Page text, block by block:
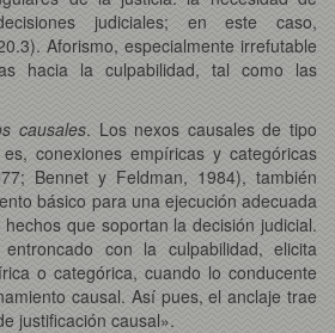
judiciales; en este caso,
Aforismo, especialmente irrefutable
hacia la culpabilidad, tal como las
causales. Los nexos causales de tipo
conexiones empíricas y categóricas
Bennet y Feldman, 1984), también
básico para una ejecución adecuada
que soportan la decisión judicial.
con la culpabilidad, elicita
o categórica, cuando lo conducente
causal. Así pues, el anclaje trae
justificación causal».